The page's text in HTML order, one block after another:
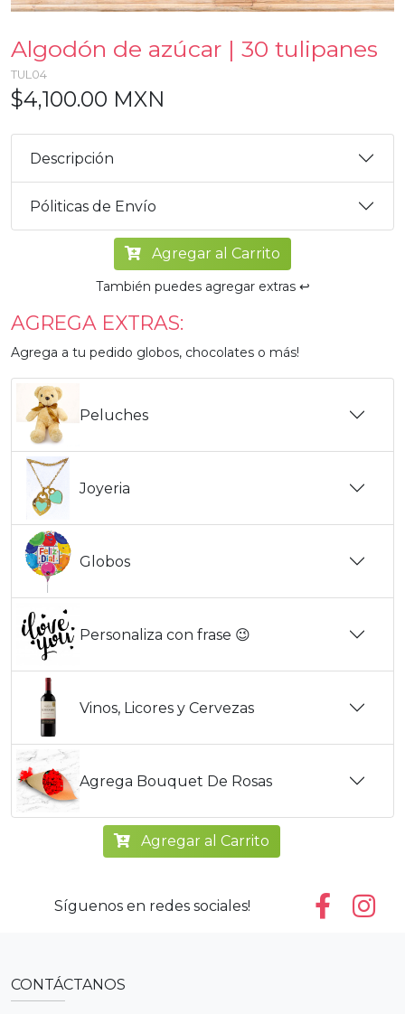
Algodón de azúcar | 30 tulipanes
TUL04
$4,100.00 MXN
Descripción
Póliticas de Envío
Agregar al Carrito
También puedes agregar extras ↩️
AGREGA EXTRAS:
Agrega a tu pedido globos, chocolates o más!
Peluches
Joyeria
Globos
Personaliza con frase 😉
Vinos, Licores y Cervezas
Agrega Bouquet De Rosas
Agregar al Carrito
Síguenos en redes sociales!
CONTÁCTANOS